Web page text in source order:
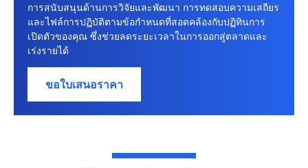
การสนับสนุนด้านการวิจัยและพัฒนา การทดสอบความเสถียร
และไฟล์การปฏิบัติตามข้อกําหนดที่สอดคล้องกับปฏิทินการ
เปิดตัวของคุณ ซึ่งช่วยลดระยะเวลาในการออกสู่ตลาดและ
เร่งรายได้
ขอใบเสนอราคา